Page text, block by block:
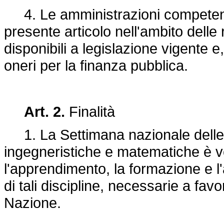
4. Le amministrazioni
presente articolo nell'ambito
disponibili a legislazione vigente
oneri per la finanza pubblica.
Art. 2. Finalità
1. La Settimana nazionale
ingegneristiche e matematiche è
l'apprendimento, la formazione e
di tali discipline, necessarie a
Nazione.